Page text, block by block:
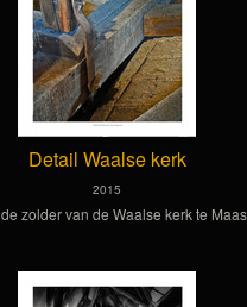
Detail Waalse kerk
2015
zolder van de Waalse kerk te